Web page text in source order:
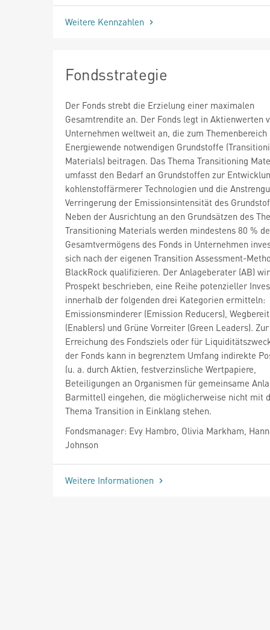
Weitere Kennzahlen
Fondsstrategie
Der Fonds strebt die Erzielung einer maximalen
Gesamtrendite an. Der Fonds legt in Aktienwerten
Unternehmen weltweit an, die zum
Energiewende notwendigen Grundstoffe
Materials) beitragen. Das Thema Transitioning
umfasst den Bedarf an Grundstoffen zur
kohlenstoffärmerer Technologien und die
Verringerung der Emissionsintensität des
Neben der Ausrichtung an den Grundsätzen des
Transitioning Materials werden mindestens 80 %
Gesamtvermögens des Fonds in Unternehmen
sich nach der eigenen Transition Assessment-
BlackRock qualifizieren. Der Anlageberater (AB)
Prospekt beschrieben, eine Reihe potenzieller
innerhalb der folgenden drei Kategorien ermitteln:
Emissionsminderer (Emission Reducers),
(Enablers) und Grüne Vorreiter (Green Leaders). Zur
Erreichung des Fondsziels oder für
der Fonds kann in begrenztem Umfang indirekte
(u. a. durch Aktien, festverzinsliche Wertpapiere,
Beteiligungen an Organismen für gemeinsame
Barmittel) eingehen, die möglicherweise nicht mit
Thema Transition in Einklang stehen.
Fondsmanager: Evy Hambro, Olivia Markham,
Johnson
Weitere Informationen